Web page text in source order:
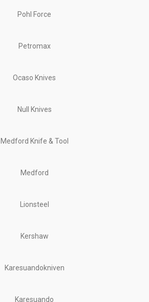
Pohl Force
Petromax
Ocaso Knives
Null Knives
Medford Knife & Tool
Medford
Lionsteel
Kershaw
Karesuandokniven
Karesuando